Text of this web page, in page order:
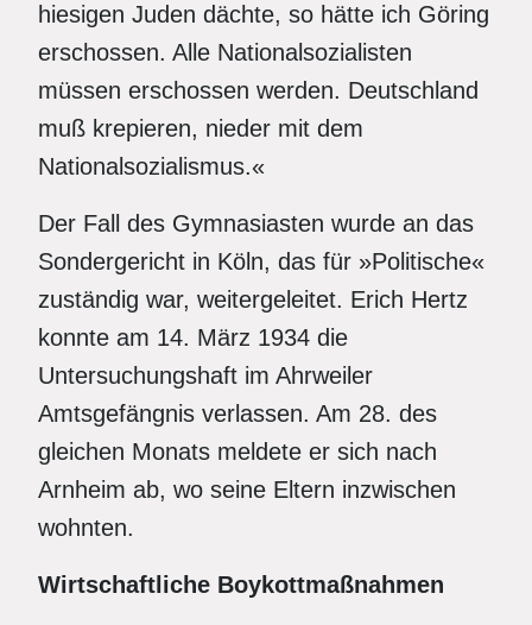
hiesigen Juden dächte, so hätte ich Göring
erschossen. Alle Nationalsozialisten
müssen erschossen werden. Deutschland
muß krepieren, nieder mit dem
Nationalsozialismus.«
Der Fall des Gymnasiasten wurde an das
Sondergericht in Köln, das für »Politische«
zuständig war, weitergeleitet. Erich Hertz
konnte am 14. März 1934 die
Untersuchungshaft im Ahrweiler
Amtsgefängnis verlassen. Am 28. des
gleichen Monats meldete er sich nach
Arnheim ab, wo seine Eltern inzwischen
wohnten.
Wirtschaftliche Boykottmaßnahmen